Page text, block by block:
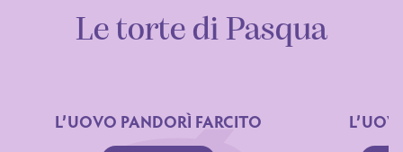
Le torte di Pasqua
L’UOVO PANDORÌ FARCITO